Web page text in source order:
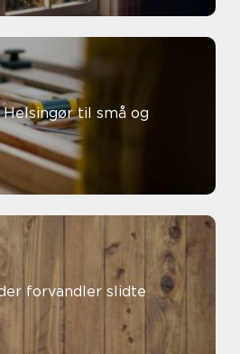
til små og
forvandler slidte